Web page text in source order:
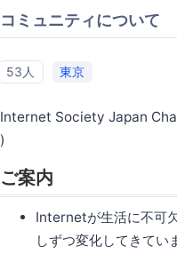
コミュニティについて
53人 東京
Internet Society Japan
)
ご案内
Internetが生活に不可
しずつ変化してきて